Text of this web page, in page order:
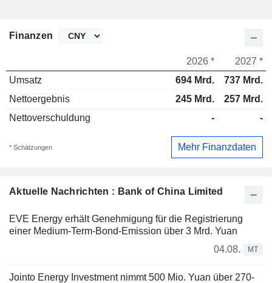
Aktuelle Nachrichten : Bank of China Limited
EVE Energy erhält Genehmigung für die Registrierung
einer Medium-Term-Bond-Emission über 3 Mrd. Yuan
04.08.
MT
Jointo Energy Investment nimmt 500 Mio. Yuan über 270-
Finanzen
2026 *
2027 *
Umsatz
694 Mrd.
737 Mrd.
Nettoergebnis
245 Mrd.
257 Mrd.
Nettoverschuldung
- -
* Schätzungen Mehr Finanzdaten